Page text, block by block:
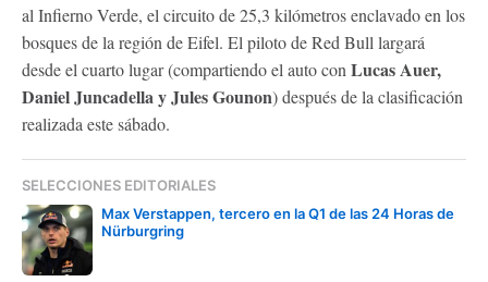
al Infierno Verde, el circuito de 25,3 kilómetros enclavado en los
bosques de la región de Eifel. El piloto de Red Bull largará
desde el cuarto lugar (compartiendo el auto con Lucas Auer,
Daniel Juncadella y Jules Gounon) después de la clasificación
realizada este sábado.
SELECCIONES EDITORIALES
Max Verstappen, tercero en la Q1 de las 24 Horas de
Nürburgring